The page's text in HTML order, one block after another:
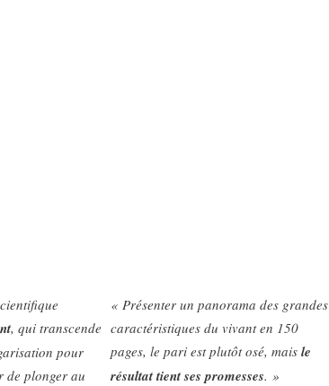
, qui transcende
pour
de plonger au
« Présenter un panorama des grandes
caractéristiques du vivant en 150
pages, le pari est plutôt osé, maisle
résultat tient ses promesses. »